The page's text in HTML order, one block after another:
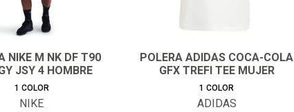
NIKE M NK DF T90
JSY 4 HOMBRE
1 COLOR
NIKE
POLERA ADIDAS COCA-COLA
GFX TREFI TEE MUJER
1 COLOR
ADIDAS